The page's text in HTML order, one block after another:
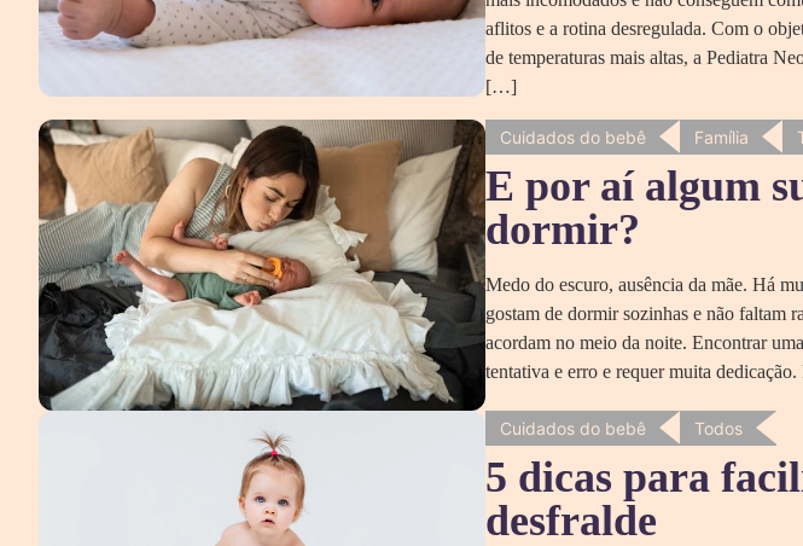
aflitos e a rotina desregulada. Com o
de temperaturas mais altas, a Pediatra
[…]
Cuidados do bebê Família
E por aí algum
dormir?
Medo do escuro, ausência da mãe. Há
gostam de dormir sozinhas e não faltam
acordam no meio da noite. Encontrar
tentativa e erro e requer muita
Cuidados do bebê Todos
5 dicas para
desfralde